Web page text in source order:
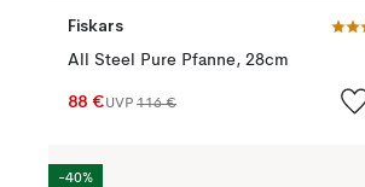
Fiskars
All Steel Pure Pfanne, 28cm
88 €UVP 116 €
-40%